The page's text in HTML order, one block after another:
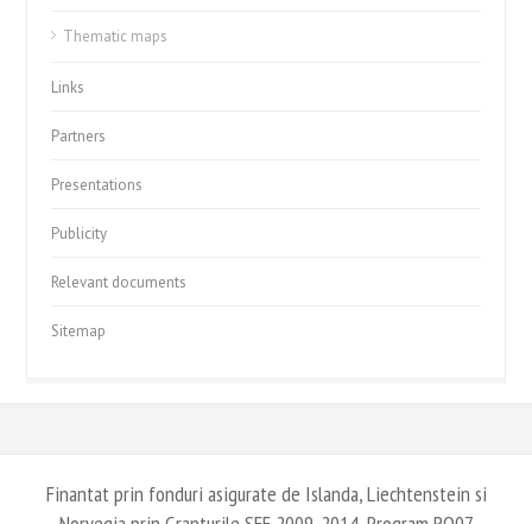
Thematic maps
Links
Partners
Presentations
Publicity
Relevant documents
Sitemap
Finantat prin fonduri asigurate de Islanda, Liechtenstein si